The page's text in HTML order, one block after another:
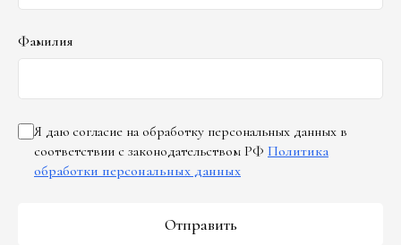
Фамилия
Я даю согласие на обработку персональных данных в
соответствии с законодательством РФ Политика
обработки персональных данных
Отправить